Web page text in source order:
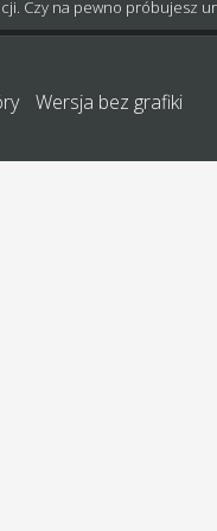
Czy na pewno próbujesz
Wersja bez grafiki